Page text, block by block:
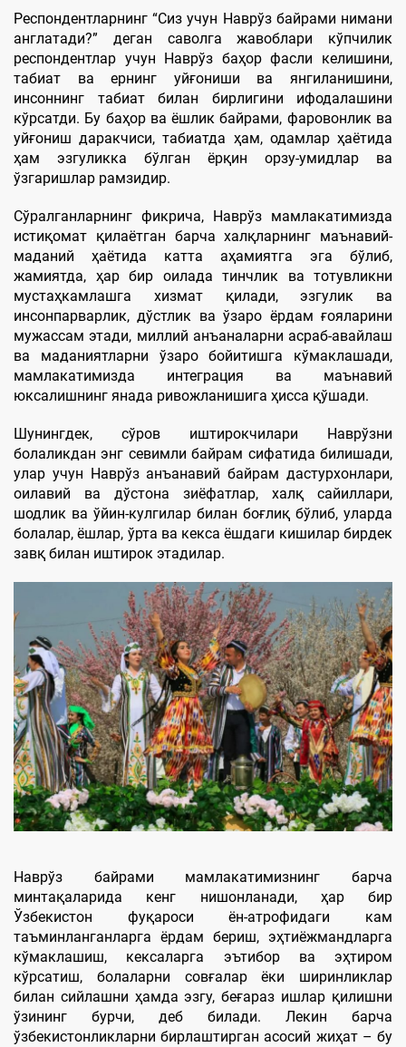
Респондентларнинг “Сиз учун Наврўз байрами нимани
англатади?” деган саволга жавоблари кўпчилик
респондентлар учун Наврўз баҳор фасли келишини,
табиат ва ернинг уйғониши ва янгиланишини,
инсоннинг табиат билан бирлигини ифодалашини
кўрсатди. Бу баҳор ва ёшлик байрами, фаровонлик ва
уйғониш даракчиси, табиатда ҳам, одамлар ҳаётида
ҳам эзгуликка бўлган ёрқин орзу-умидлар ва
ўзгаришлар рамзидир.
Сўралганларнинг фикрича, Наврўз мамлакатимизда
истиқомат қилаётган барча халқларнинг маънавий-
маданий ҳаётида катта аҳамиятга эга бўлиб,
жамиятда, ҳар бир оилада тинчлик ва тотувликни
мустаҳкамлашга хизмат қилади, эзгулик ва
инсонпарварлик, дўстлик ва ўзаро ёрдам ғояларини
мужассам этади, миллий анъаналарни асраб-авайлаш
ва маданиятларни ўзаро бойитишга кўмаклашади,
мамлакатимизда интеграция ва маънавий
юксалишнинг янада ривожланишига ҳисса қўшади.
Шунингдек, сўров иштирокчилари Наврўзни
болаликдан энг севимли байрам сифатида билишади,
улар учун Наврўз анъанавий байрам дастурхонлари,
оилавий ва дўстона зиёфатлар, халқ сайиллари,
шодлик ва ўйин-кулгилар билан боғлиқ бўлиб, уларда
болалар, ёшлар, ўрта ва кекса ёшдаги кишилар бирдек
завқ билан иштирок этадилар.
Наврўз байрами мамлакатимизнинг барча
минтақаларида кенг нишонланади, ҳар бир
Ўзбекистон фуқароси ён-атрофидаги кам
таъминланганларга ёрдам бериш, эҳтиёжмандларга
кўмаклашиш, кексаларга эътибор ва эҳтиром
кўрсатиш, болаларни совғалар ёки ширинликлар
билан сийлашни ҳамда эзгу, беғараз ишлар қилишни
ўзининг бурчи, деб билади. Лекин барча
ўзбекистонликларни бирлаштирган асосий жиҳат – бу